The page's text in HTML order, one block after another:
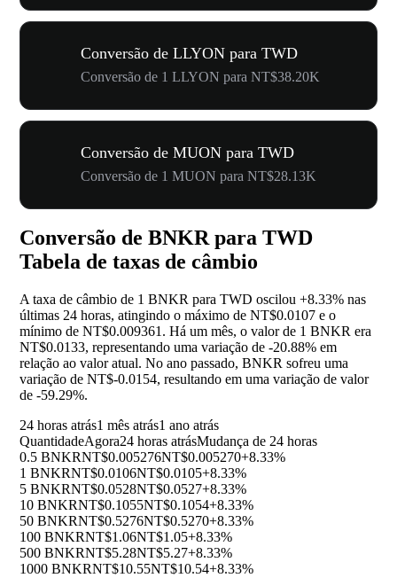
Conversão de LLYON para TWD
Conversão de 1 LLYON para NT$38.20K
Conversão de MUON para TWD
Conversão de 1 MUON para NT$28.13K
Conversão de BNKR para TWD
Tabela de taxas de câmbio
A taxa de câmbio de 1 BNKR para TWD oscilou +8.33% nas
últimas 24 horas, atingindo o máximo de NT$0.0107 e o
mínimo de NT$0.009361. Há um mês, o valor de 1 BNKR era
NT$0.0133, representando uma variação de -20.88% em
relação ao valor atual. No ano passado, BNKR sofreu uma
variação de NT$-0.0154, resultando em uma variação de valor
de -59.29%.
24 horas atrás1 mês atrás1 ano atrás
QuantidadeAgora24 horas atrásMudança de 24 horas
0.5 BNKRNT$0.005276NT$0.005270+8.33%
1 BNKRNT$0.0106NT$0.0105+8.33%
5 BNKRNT$0.0528NT$0.0527+8.33%
10 BNKRNT$0.1055NT$0.1054+8.33%
50 BNKRNT$0.5276NT$0.5270+8.33%
100 BNKRNT$1.06NT$1.05+8.33%
500 BNKRNT$5.28NT$5.27+8.33%
1000 BNKRNT$10.55NT$10.54+8.33%